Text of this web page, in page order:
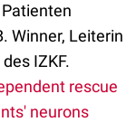
Winner, Leiterin
IZKF.
rescue
neurons